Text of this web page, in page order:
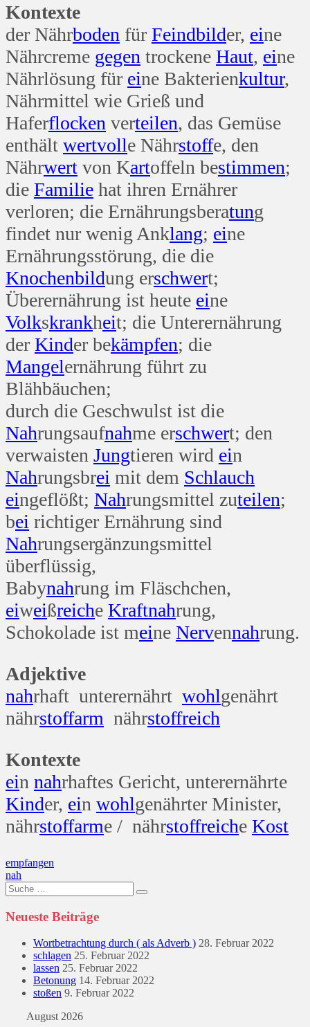
Kontexte
der Nährboden für Feindbilder, eine
Nährcreme gegen trockene Haut, eine
Nährlösung für eine Bakterienkultur,
Nährmittel wie Grieß und
Haferflocken verteilen, das Gemüse
enthält wertvolle Nährstoffe, den
Nährwert von Kartoffeln bestimmen;
die Familie hat ihren Ernährer
verloren; die Ernährungsberatung
findet nur wenig Anklang; eine
Ernährungsstörung, die die
Knochenbildung erschwert;
Überernährung ist heute eine
Volkskrankheit; die Unterernährung
der Kinder bekämpfen; die
Mangelernährung führt zu
Blähbäuchen;
durch die Geschwulst ist die
Nahrungsaufnahme erschwert; den
verwaisten Jungtieren wird ein
Nahrungsbrei mit dem Schlauch
eingeflößt; Nahrungsmittel zuteilen;
bei richtiger Ernährung sind
Nahrungsergänzungsmittel
überflüssig,
Babynahrung im Fläschchen,
eiweißreiche Kraftnahrung,
Schokolade ist meine Nervennahrung.
Adjektive
nahrhaft unterernährt wohlgenährt
nährstoffarm nährstoffreich
Kontexte
ein nahrhaftes Gericht, unterernährte
Kinder, ein wohlgenährter Minister,
nährstoffarme / nährstoffreiche Kost
Beitragsnavigation
empfangen
nah
Suche
nach:
Neueste Beiträge
Wortbetrachtung durch ( als Adverb ) 28. Februar 2022
schlagen 25. Februar 2022
lassen 25. Februar 2022
Betonung 14. Februar 2022
stoßen 9. Februar 2022
August 2026